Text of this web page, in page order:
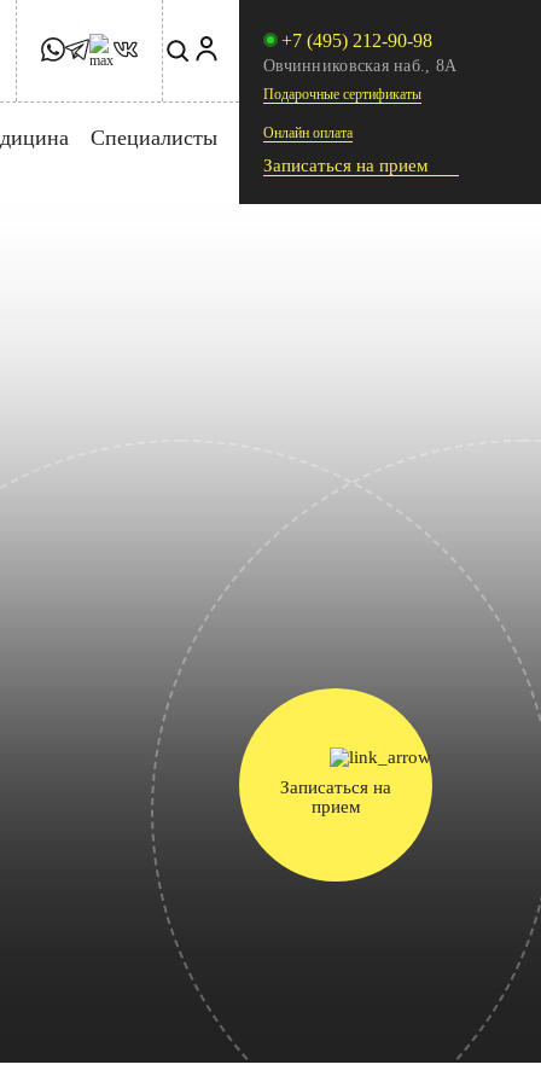
Специалисты
+7 (495) 212-90-98
Овчинниковская наб., 8А
Подарочные сертификаты
Онлайн оплата
Записаться на прием
Записаться на
прием